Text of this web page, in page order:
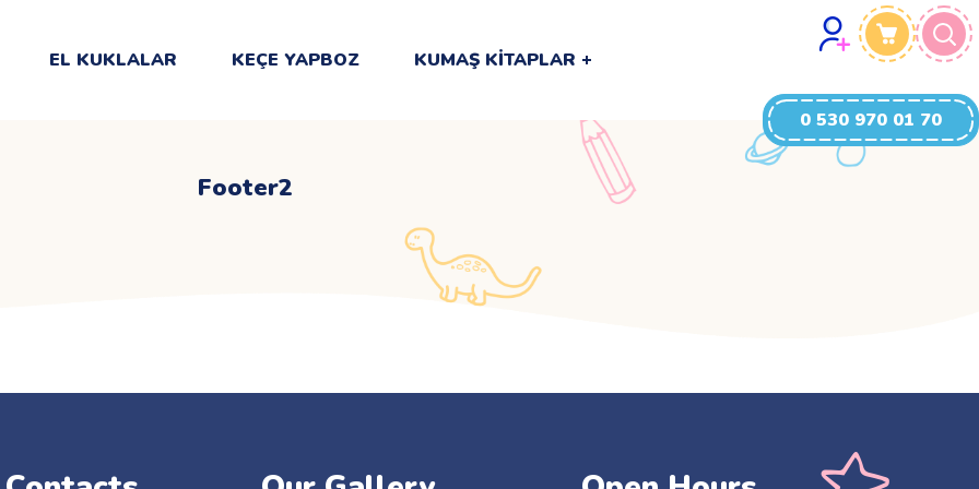
EL KUKLALAR KEÇE YAPBOZ KUMAŞ KITAPLAR
0 530 970 01 70
Footer2